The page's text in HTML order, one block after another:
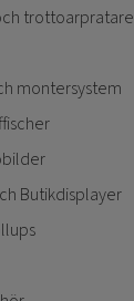
trottoarpratare
montersystem
Butikdisplayer